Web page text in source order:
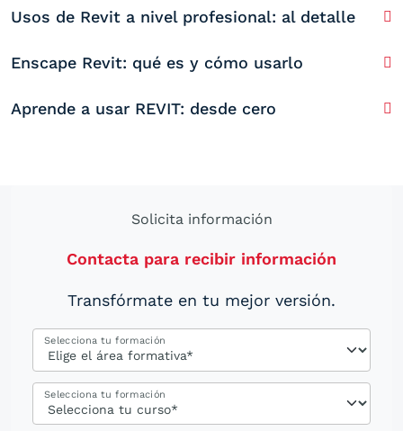
Usos de Revit a nivel profesional: al detalle
Enscape Revit: qué es y cómo usarlo
Aprende a usar REVIT: desde cero
Solicita información
Contacta para recibir información
Transfórmate en tu mejor versión.
Selecciona tu formación
Selecciona tu formación